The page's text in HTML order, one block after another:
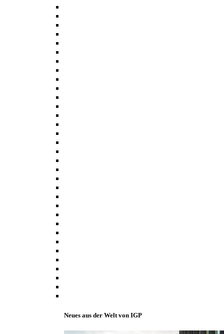
Neues aus der Welt von IGP